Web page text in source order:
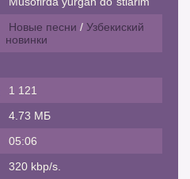
Новые песни / Узбекиский
новинки
1 121
4.73 МБ
05:06
320 kbp/s.